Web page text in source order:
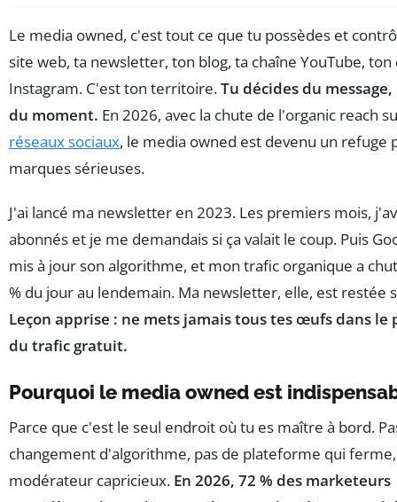
Le media owned, c'est tout ce que tu possèdes et
site web, ta newsletter, ton blog, ta chaîne YouTube,
Instagram. C'est ton territoire.Tu décides du
du moment. En 2026, avec la chute de l'organic reach
réseaux sociaux, le media owned est devenu un refuge
marques sérieuses.
J'ai lancé ma newsletter en 2023. Les premiers mois,
abonnés et je me demandais si ça valait le coup. Puis
mis à jour son algorithme, et mon trafic organique a
% du jour au lendemain. Ma newsletter, elle, est restée
Leçon apprise : ne mets jamais tous tes œufs dans le
du trafic gratuit.
Pourquoi le media owned est
Parce que c'est le seul endroit où tu es maître à bord.
changement d'algorithme, pas de plateforme qui
modérateur capricieux. En 2026, 72 % des marketeurs